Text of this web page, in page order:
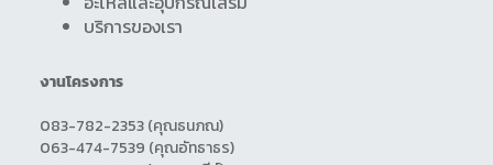
บริการของเรา
งานโครงการ
083-782-2353(คุณธนภณ)
063-474-7539 (คุณอัทธาธร)